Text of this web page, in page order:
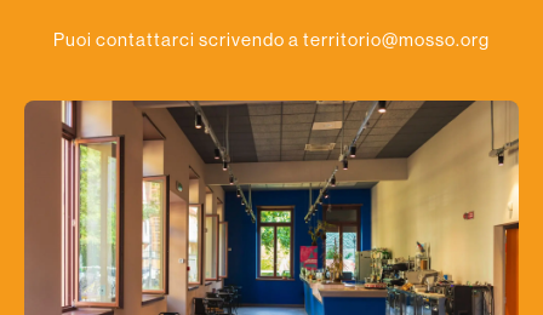
Puoi contattarci scrivendo a territorio@mosso.org